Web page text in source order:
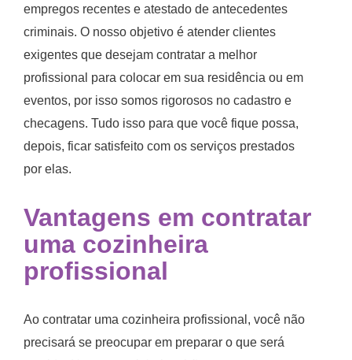
empregos recentes e atestado de antecedentes
criminais. O nosso objetivo é atender clientes
exigentes que desejam contratar a melhor
profissional para colocar em sua residência ou em
eventos, por isso somos rigorosos no cadastro e
checagens. Tudo isso para que você fique possa,
depois, ficar satisfeito com os serviços prestados
por elas.
Vantagens em contratar
uma cozinheira
profissional
Ao contratar uma cozinheira profissional, você não
precisará se preocupar em preparar o que será